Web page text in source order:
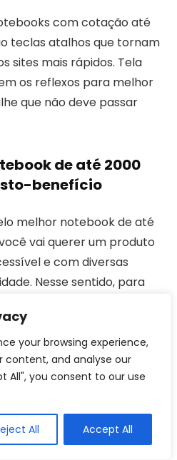
your browsing experience,
content, and analyse our
All", you consent to our use
All Accept All
com cotação até
teclas atalhos que tornam
sites mais rápidos. Tela
os reflexos para melhor
que não deve passar
de até 2000
benefício
melhor notebook de até
vai querer um produto
e com diversas
Nesse sentido, para
conseguir juntar um
com um bom preço.
2000 reais tem design
ocupa pouco espaço, pois
precise levá-lo para os
a quantidade de